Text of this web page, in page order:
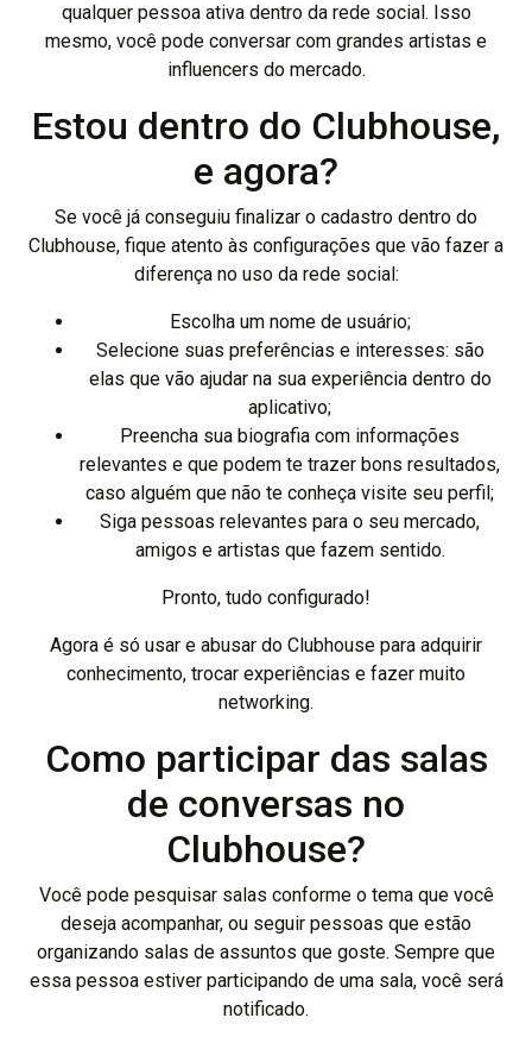
qualquer pessoa ativa dentro da rede social. Isso
mesmo, você pode conversar com grandes artistas e
influencers do mercado.
Estou dentro do Clubhouse,
e agora?
Se você já conseguiu finalizar o cadastro dentro do
Clubhouse, fique atento às configurações que vão fazer a
diferença no uso da rede social:
Escolha um nome de usuário;
Selecione suas preferências e interesses: são
elas que vão ajudar na sua experiência dentro do
aplicativo;
Preencha sua biografia com informações
relevantes e que podem te trazer bons resultados,
caso alguém que não te conheça visite seu perfil;
Siga pessoas relevantes para o seu mercado,
amigos e artistas que fazem sentido.
Pronto, tudo configurado!
Agora é só usar e abusar do Clubhouse para adquirir
conhecimento, trocar experiências e fazer muito
networking.
Como participar das salas
de conversas no
Clubhouse?
Você pode pesquisar salas conforme o tema que você
deseja acompanhar, ou seguir pessoas que estão
organizando salas de assuntos que goste. Sempre que
essa pessoa estiver participando de uma sala, você será
notificado.